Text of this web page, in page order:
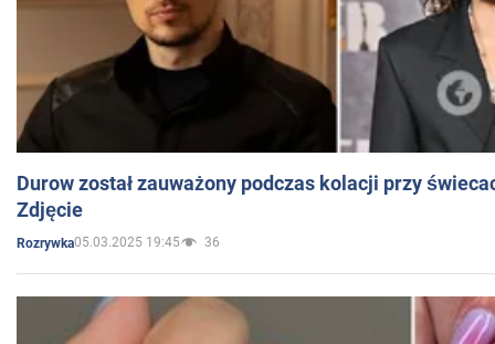
Durow został zauważony podczas kolacji przy
Zdjęcie
Rozrywka05.03.2025 19:45 36